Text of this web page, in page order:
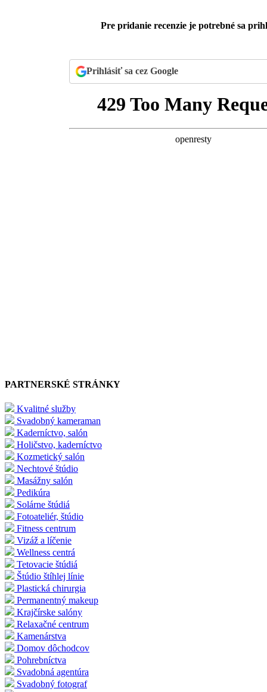
Pre pridanie recenzie je potrebné sa
Prihlásiť sa cez Google
PARTNERSKÉ STRÁNKY
Kvalitné služby
Svadobný kameraman
Kaderníctvo, salón
Holičstvo, kaderníctvo
Kozmetický salón
Nechtové štúdio
Masážny salón
Pedikúra
Solárne štúdiá
Fotoateliér, štúdio
Fitness centrum
Vizáž a líčenie
Wellness centrá
Tetovacie štúdiá
Štúdio štíhlej línie
Plastická chirurgia
Permanentný makeup
Krajčírske salóny
Relaxačné centrum
Kamenárstva
Domov dôchodcov
Pohrebníctva
Svadobná agentúra
Svadobný fotograf